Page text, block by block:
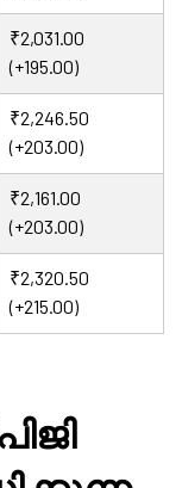
₹2,031.00
(+195.00)
₹2,246.50
(+203.00)
₹2,161.00
(+203.00)
₹2,320.50
(+215.00)